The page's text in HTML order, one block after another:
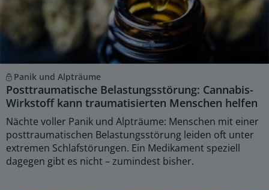
Panik und Alpträume
Posttraumatische Belastungsstörung: Cannabis-
Wirkstoff kann traumatisierten Menschen helfen
Nächte voller Panik und Alpträume: Menschen mit einer
posttraumatischen Belastungsstörung leiden oft unter
extremen Schlafstörungen. Ein Medikament speziell
dagegen gibt es nicht – zumindest bisher.